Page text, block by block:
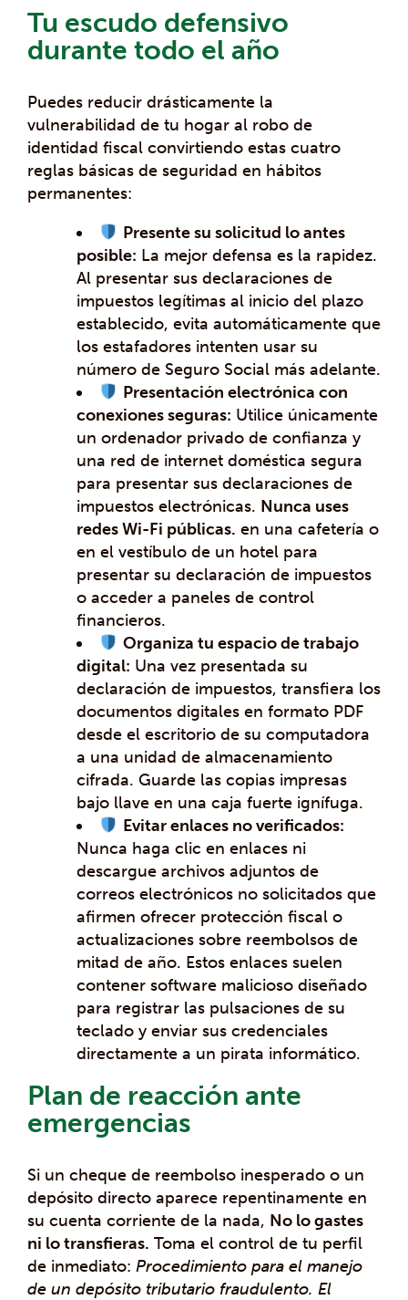
Tu escudo defensivo
durante todo el año
Puedes reducir drásticamente la
vulnerabilidad de tu hogar al robo de
identidad fiscal convirtiendo estas cuatro
reglas básicas de seguridad en hábitos
permanentes:
Presente su solicitud lo antes
posible: La mejor defensa es la rapidez.
Al presentar sus declaraciones de
impuestos legítimas al inicio del plazo
establecido, evita automáticamente que
los estafadores intenten usar su
número de Seguro Social más adelante.
Presentación electrónica con
conexiones seguras: Utilice únicamente
un ordenador privado de confianza y
una red de internet doméstica segura
para presentar sus declaraciones de
impuestos electrónicas. Nunca uses
redes Wi-Fi públicas. en una cafetería o
en el vestíbulo de un hotel para
presentar su declaración de impuestos
o acceder a paneles de control
financieros.
Organiza tu espacio de trabajo
digital: Una vez presentada su
declaración de impuestos, transfiera los
documentos digitales en formato PDF
desde el escritorio de su computadora
a una unidad de almacenamiento
cifrada. Guarde las copias impresas
bajo llave en una caja fuerte ignífuga.
Evitar enlaces no verificados:
Nunca haga clic en enlaces ni
descargue archivos adjuntos de
correos electrónicos no solicitados que
afirmen ofrecer protección fiscal o
actualizaciones sobre reembolsos de
mitad de año. Estos enlaces suelen
contener software malicioso diseñado
para registrar las pulsaciones de su
teclado y enviar sus credenciales
directamente a un pirata informático.
Plan de reacción ante
emergencias
Si un cheque de reembolso inesperado o un
depósito directo aparece repentinamente en
su cuenta corriente de la nada, No lo gastes
ni lo transfieras. Toma el control de tu perfil
de inmediato: Procedimiento para el manejo
de un depósito tributario fraudulento. El